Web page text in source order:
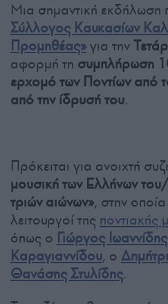
Μια σημαντική εκδήλωση
Σύλλογος Καυκασίων
Προμηθέας»για την
αφορμή τη συμπλήρωση
ερχομό των Ποντίων από
από την ίδρυσή του.
Πρόκειται για ανοιχτή
μουσική των Ελλήνων
τριών αιώνων», στην
λειτουργοί της
όπως ο Γιώργος Ιωαννίδης
Καραγιαννίδου, ο
Θανάσης Στυλίδης.